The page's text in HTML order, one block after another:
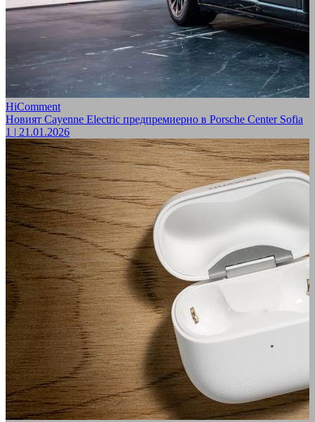
HiComment
Новият Cayenne Electric предпремиерно в Porsche Center Sofia
1 | 21.01.2026